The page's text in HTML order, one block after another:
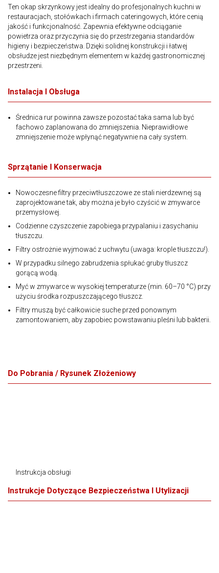
Ten okap skrzynkowy jest idealny do profesjonalnych kuchni w
restauracjach, stołówkach i firmach cateringowych, które cenią
jakość i funkcjonalność. Zapewnia efektywne odciąganie
powietrza oraz przyczynia się do przestrzegania standardów
higieny i bezpieczeństwa. Dzięki solidnej konstrukcji i łatwej
obsłudze jest niezbędnym elementem w każdej gastronomicznej
przestrzeni.
Instalacja I Obsługa
Średnica rur powinna zawsze pozostać taka sama lub być
fachowo zaplanowana do zmniejszenia. Nieprawidłowe
zmniejszenie może wpłynąć negatywnie na cały system.
Sprzątanie I Konserwacja
Nowoczesne filtry przeciwtłuszczowe ze stali nierdzewnej są
zaprojektowane tak, aby można je było czyścić w zmywarce
przemysłowej.
Codzienne czyszczenie zapobiega przypalaniu i zasychaniu
tłuszczu.
Filtry ostrożnie wyjmować z uchwytu (uwaga: krople tłuszczu!).
W przypadku silnego zabrudzenia spłukać gruby tłuszcz
gorącą wodą.
Myć w zmywarce w wysokiej temperaturze (min. 60–70 °C) przy
użyciu środka rozpuszczającego tłuszcz.
Filtry muszą być całkowicie suche przed ponownym
zamontowaniem, aby zapobiec powstawaniu pleśni lub bakterii.
Do Pobrania / Rysunek Złożeniowy
Instrukcja obsługi
Instrukcje Dotyczące Bezpieczeństwa I Utylizacji